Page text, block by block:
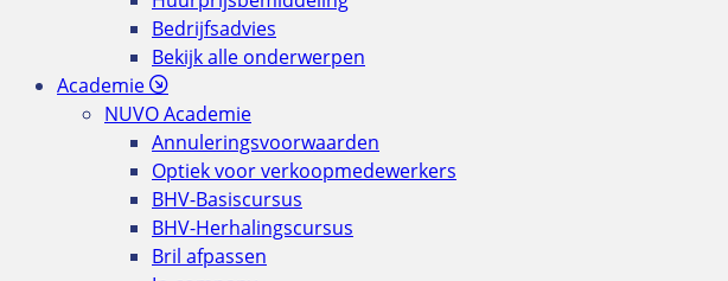
Bedrijfsadvies
Bekijk alle onderwerpen
Academie
NUVO Academie
Annuleringsvoorwaarden
Optiek voor verkoopmedewerkers
BHV-Basiscursus
BHV-Herhalingscursus
Bril afpassen